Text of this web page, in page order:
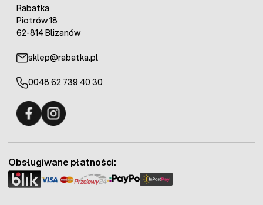
Rabatka
Piotrów 18
62-814 Blizanów
sklep@rabatka.pl
0048 62 739 40 30
Obsługiwane płatności: